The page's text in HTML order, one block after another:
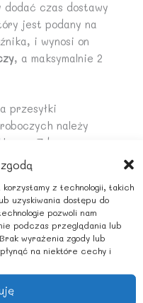
z technologii, takich
uzyskiwania dostępu do
pozwoli nam
podczas przeglądania lub
wyrażenia zgody lub
na niektóre cechy i
dodać czas dostawy
jest podany na
i wynosi on
, a maksymalnie 2
przesyłki
należy
Zdrowy
lub
509 800 962.
przy odbiorze w
taśmy, kartonu,
proszę zgłosić
protokół szkody
protokołu
reklamacji i